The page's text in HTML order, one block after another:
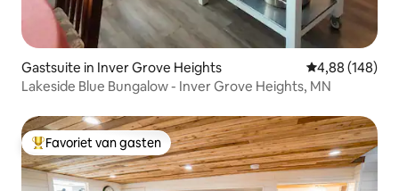
Gastsuite in Inver Grove Heights Gemiddelde
4,88 (148)
Lakeside Blue Bungalow - Inver Grove Heights, MN
Topfavoriet van gasten
Favoriet van gasten